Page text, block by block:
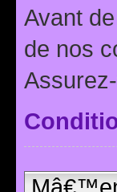
Avant
de nos